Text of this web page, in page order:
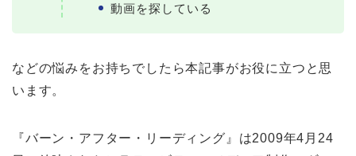
動画を探している
などの悩みをお持ちでしたら本記事がお役に立つと思
います。
『バーン・アフター・リーディング』は2009年4月24